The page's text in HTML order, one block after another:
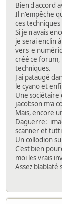
Bien d'accord
Il n'empêche
ces
Si je n'avais
je serai enclin
vers le
créé ce forum,
techniques.
J'ai pataugé
le cyano et
Une sociétaire
Jacobson m'a
Mais, encore
Daguerre:
scanner et
Un collodion
C'est bien
moi les vrais
Assez blablaté